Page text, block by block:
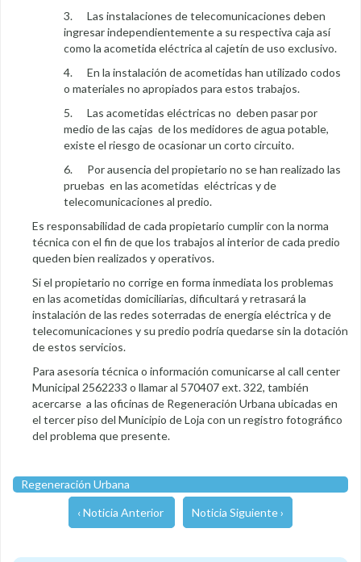
3. Las instalaciones de telecomunicaciones deben
ingresar independientemente a su respectiva caja así
como la acometida eléctrica al cajetín de uso exclusivo.
4. En la instalación de acometidas han utilizado codos
o materiales no apropiados para estos trabajos.
5. Las acometidas eléctricas no deben pasar por
medio de las cajas de los medidores de agua potable,
existe el riesgo de ocasionar un corto circuito.
6. Por ausencia del propietario no se han realizado las
pruebas en las acometidas eléctricas y de
telecomunicaciones al predio.
Es responsabilidad de cada propietario cumplir con la norma
técnica con el fin de que los trabajos al interior de cada predio
queden bien realizados y operativos.
Si el propietario no corrige en forma inmediata los problemas
en las acometidas domiciliarias, dificultará y retrasará la
instalación de las redes soterradas de energía eléctrica y de
telecomunicaciones y su predio podría quedarse sin la dotación
de estos servicios.
Para asesoría técnica o información comunicarse al call center
Municipal 2562233 o llamar al 570407 ext. 322, también
acercarse a las oficinas de Regeneración Urbana ubicadas en
el tercer piso del Municipio de Loja con un registro fotográfico
del problema que presente.
Regeneración Urbana
‹ Noticia Anterior Noticia Siguiente ›